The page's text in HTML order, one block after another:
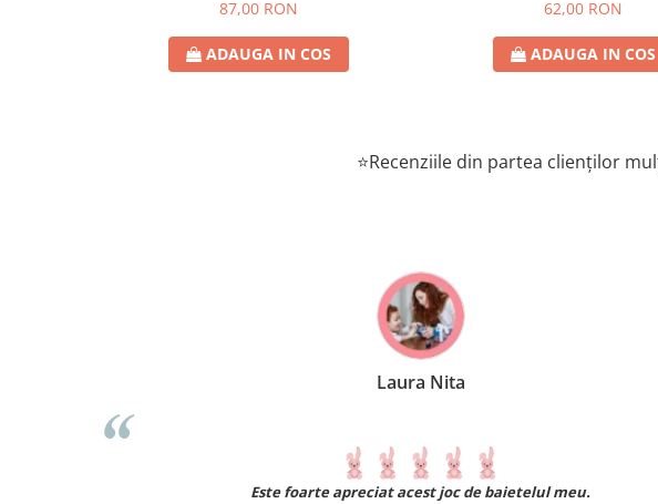
87,00 RON
ADAUGA IN COS
62,00 RON
ADAUGA IN COS
⭐Recenziile din partea clienților
Laura Nita
Este foarte apreciat acest joc de baietelul meu.